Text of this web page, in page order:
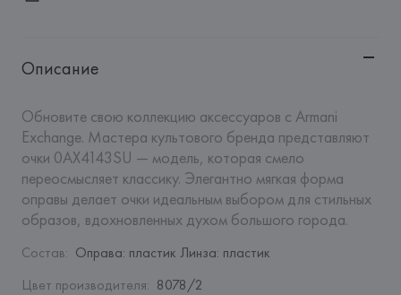
Описание
Обновите свою коллекцию аксессуаров с Armani
Exchange. Мастера культового бренда представляют
очки 0AX4143SU — модель, которая смело
переосмысляет классику. Элегантно мягкая форма
оправы делает очки идеальным выбором для стильных
образов, вдохновленных духом большого города.
Состав: Оправа: пластик Линза: пластик
Цвет производителя: 8078/2